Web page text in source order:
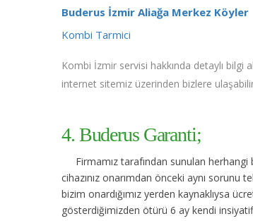
Buderus İzmir Aliağa Merkez Köyler
Kombi Tarmici
Kombi İzmir servisi hakkında detaylı bilgi
internet sitemiz üzerinden bizlere
4. Buderus Garanti;
Firmamız tarafından sunulan
cihazınız onarımdan önceki aynı sorunu
bizim onardığımız yerden kaynaklıysa
gösterdiğimizden ötürü 6 ay kendi